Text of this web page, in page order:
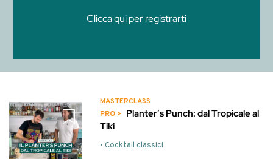
Clicca qui per registrarti
MASTERCLASS
Planter’s Punch: dal Tropicale al
Tiki
• Cocktail classici